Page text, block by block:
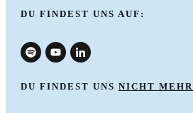
DU FINDEST UNS AUF:
DU FINDEST UNS NICHT MEHR